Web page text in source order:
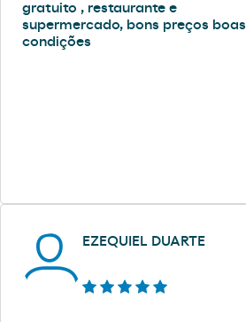
gratuito , restaurante e
supermercado, bons preços boas
condições
EZEQUIEL DUARTE